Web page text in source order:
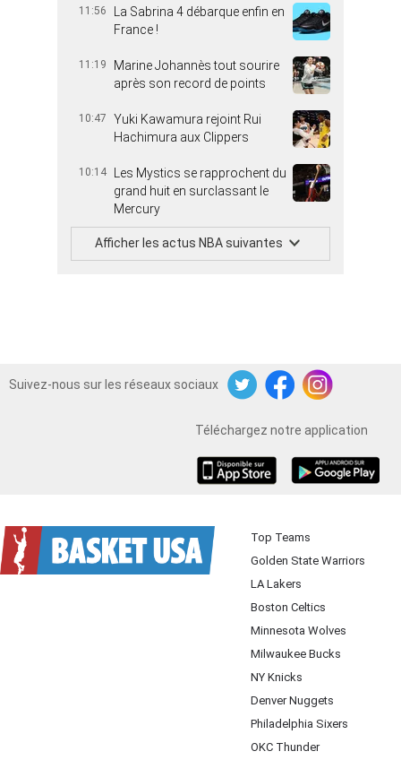
11:56
La Sabrina 4 débarque enfin en
France !
11:19
Marine Johannès tout sourire
après son record de points
10:47
Yuki Kawamura rejoint Rui
Hachimura aux Clippers
10:14
Les Mystics se rapprochent du
grand huit en surclassant le
Mercury
Afficher les actus NBA suivantes
Suivez-nous sur les réseaux sociaux
TwitterFacebookInstagram
Téléchargez notre application
Top Teams
Golden State Warriors
LA Lakers
Boston Celtics
Minnesota Wolves
Milwaukee Bucks
NY Knicks
Denver Nuggets
Philadelphia Sixers
OKC Thunder